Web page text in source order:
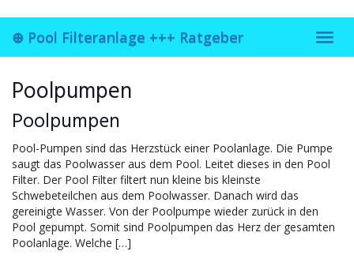
to
main
content
⊕ Pool Filteranlage +++ Ratgeber
Poolpumpen
Poolpumpen
Pool-Pumpen sind das Herzstück einer Poolanlage. Die Pumpe
saugt das Poolwasser aus dem Pool. Leitet dieses in den Pool
Filter. Der Pool Filter filtert nun kleine bis kleinste
Schwebeteilchen aus dem Poolwasser. Danach wird das
gereinigte Wasser. Von der Poolpumpe wieder zurück in den
Pool gepumpt. Somit sind Poolpumpen das Herz der gesamten
Poolanlage. Welche […]